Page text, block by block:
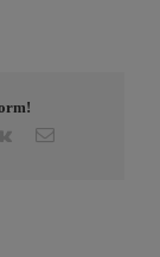
Vk E-